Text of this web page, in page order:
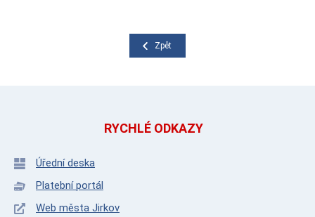
Zpět
RYCHLÉ ODKAZY
Úřední deska
Platební portál
Web města Jirkov